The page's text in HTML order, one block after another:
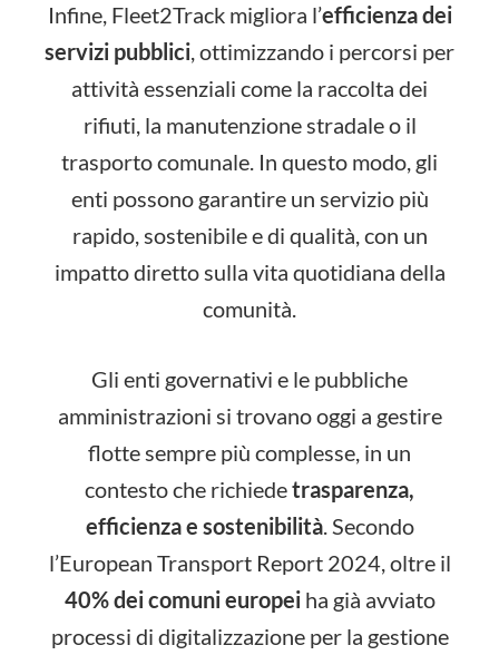
Infine, Fleet2Track migliora l’efficienza dei
servizi pubblici, ottimizzando i percorsi per
attività essenziali come la raccolta dei
rifiuti, la manutenzione stradale o il
trasporto comunale. In questo modo, gli
enti possono garantire un servizio più
rapido, sostenibile e di qualità, con un
impatto diretto sulla vita quotidiana della
comunità.
Gli enti governativi e le pubbliche
amministrazioni si trovano oggi a gestire
flotte sempre più complesse, in un
contesto che richiedetrasparenza,
efficienza e sostenibilità. Secondo
l’European Transport Report 2024, oltre il
40% dei comuni europeiha già avviato
processi di digitalizzazione per la gestione